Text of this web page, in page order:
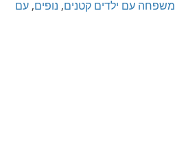
משפחה עם ילדים קטנים, נופים, עם